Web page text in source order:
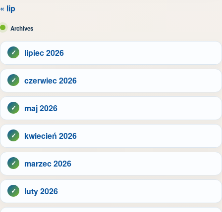
« lip
Archives
lipiec 2026
czerwiec 2026
maj 2026
kwiecień 2026
marzec 2026
luty 2026